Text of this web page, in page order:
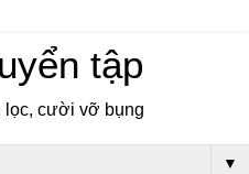
tập
lọc, cười vỡ bụng
▼